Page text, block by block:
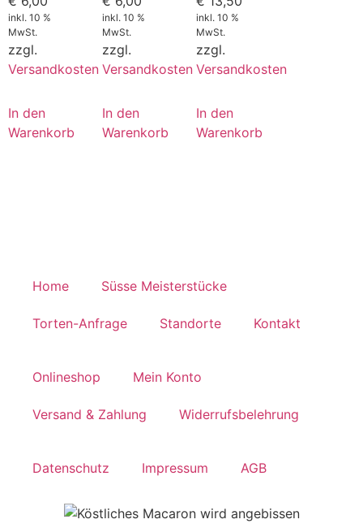
inkl. 10 %
MwSt.
zzgl.
Versandkosten
In den
Warenkorb
inkl. 10 %
MwSt.
zzgl.
Versandkosten
In den
Warenkorb
inkl. 10 %
MwSt.
zzgl.
Versandkosten
In den
Warenkorb
Home Süsse Meisterstücke
Torten-Anfrage Standorte Kontakt
Onlineshop Mein Konto
Versand & Zahlung Widerrufsbelehrung
Datenschutz Impressum AGB